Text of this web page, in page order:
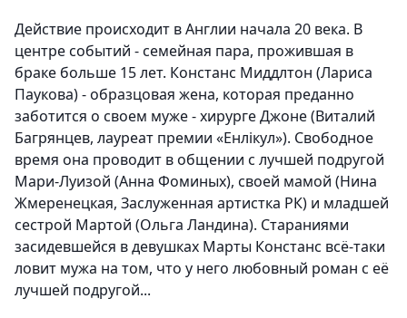
Действие происходит в Англии начала 20 века. В
центре событий - семейная пара, прожившая в
браке больше 15 лет. Констанс Миддлтон (Лариса
Паукова) - образцовая жена, которая преданно
заботится о своем муже - хирурге Джоне (Виталий
Багрянцев, лауреат премии «Енлiкул»). Свободное
время она проводит в общении с лучшей подругой
Мари-Луизой (Анна Фоминых), своей мамой (Нина
Жмеренецкая, Заслуженная артистка РК) и младшей
сестрой Мартой (Ольга Ландина). Стараниями
засидевшейся в девушках Марты Констанс всё-таки
ловит мужа на том, что у него любовный роман с её
лучшей подругой...